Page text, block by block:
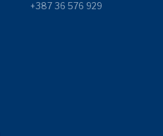
+387 36 576 929